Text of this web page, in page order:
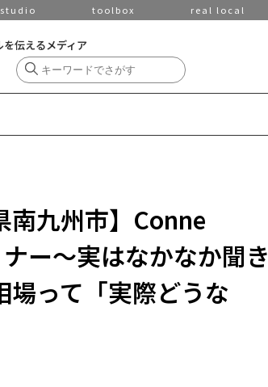
toolbox real local
伝えるメディア
南九州市】Conne
ー〜実はなかなか聞き
って「実際どうな